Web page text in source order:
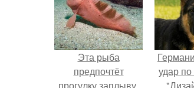
Эта рыба
предпочтёт
удар